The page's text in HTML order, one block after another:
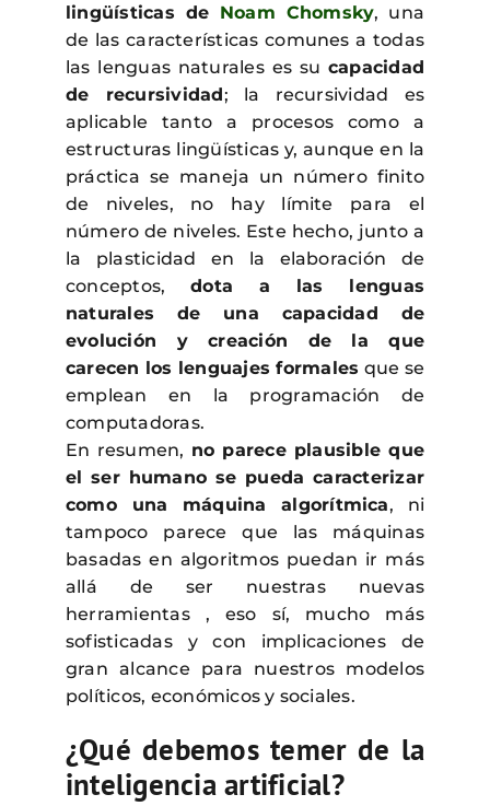
lingüísticas de Noam Chomsky, una
de las características comunes a todas
las lenguas naturales es su capacidad
de recursividad; la recursividad es
aplicable tanto a procesos como a
estructuras lingüísticas y, aunque en la
práctica se maneja un número finito
de niveles, no hay límite para el
número de niveles. Este hecho, junto a
la plasticidad en la elaboración de
conceptos,dota a las lenguas
naturales de una capacidad de
evolución y creación de la que
carecen los lenguajes formales que se
emplean en la programación de
computadoras.
En resumen, no parece plausible que
el ser humano se pueda caracterizar
como una máquina algorítmica, ni
tampoco parece que las máquinas
basadas en algoritmos puedan ir más
allá de ser nuestras nuevas
herramientas , eso sí, mucho más
sofisticadas y con implicaciones de
gran alcance para nuestros modelos
políticos, económicos y sociales.
¿Qué debemos temer de la
inteligencia artificial?